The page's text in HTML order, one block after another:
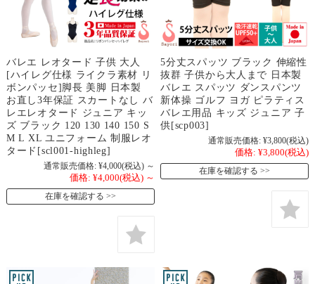
バレエ レオタード 子供 大人
[ハイレグ仕様 ライクラ素材 リ
ボンパッセ]脚長 美脚 日本製
お直し3年保証 スカートなし バ
レエレオタード ジュニア キッ
ズ ブラック 120 130 140 150 S
M L XL ユニフォーム 制服レオ
タード[scl001-highleg]
通常販売価格: ¥4,000(税込) ～
価格: ¥4,000(税込) ～
在庫を確認する
5分丈スパッツ ブラック 伸縮性
抜群 子供から大人まで 日本製
バレエ スパッツ ダンスパンツ
新体操 ゴルフ ヨガ ピラティス
バレエ用品 キッズ ジュニア 子
供[scp003]
通常販売価格: ¥3,800(税込)
価格: ¥3,800(税込)
在庫を確認する